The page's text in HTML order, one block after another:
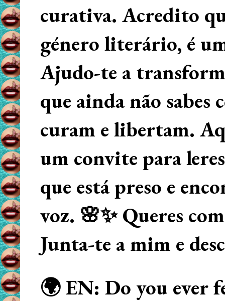
curativa. Acredito
género literário, é
Ajudo-te a
que ainda não
curam e libertam.
um convite para
que está preso e
voz. 🌸✨ Queres
Junta-te a mim e
🌍 EN: Do you ever